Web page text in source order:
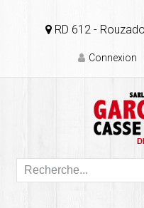
RD 612 -
Connexion